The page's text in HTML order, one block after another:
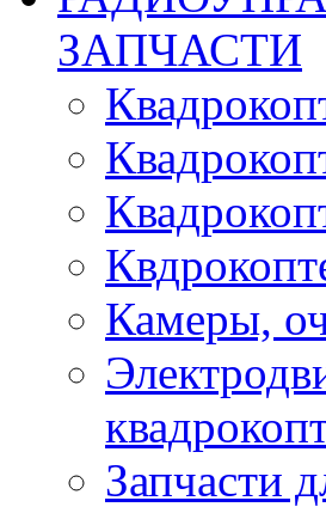
ЗАПЧАСТИ
Камеры,
Запчасти